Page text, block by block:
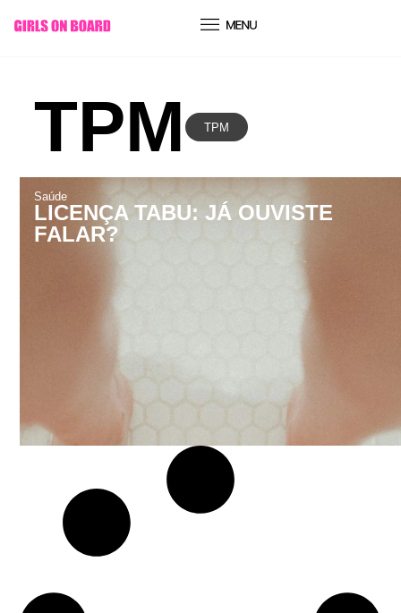
conteúdo
TPM TPM
Saúde
LICENÇA TABU: JÁ OUVISTE
FALAR?